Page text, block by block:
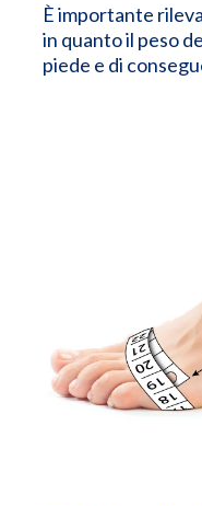
È importante
in quanto il peso
piede e di